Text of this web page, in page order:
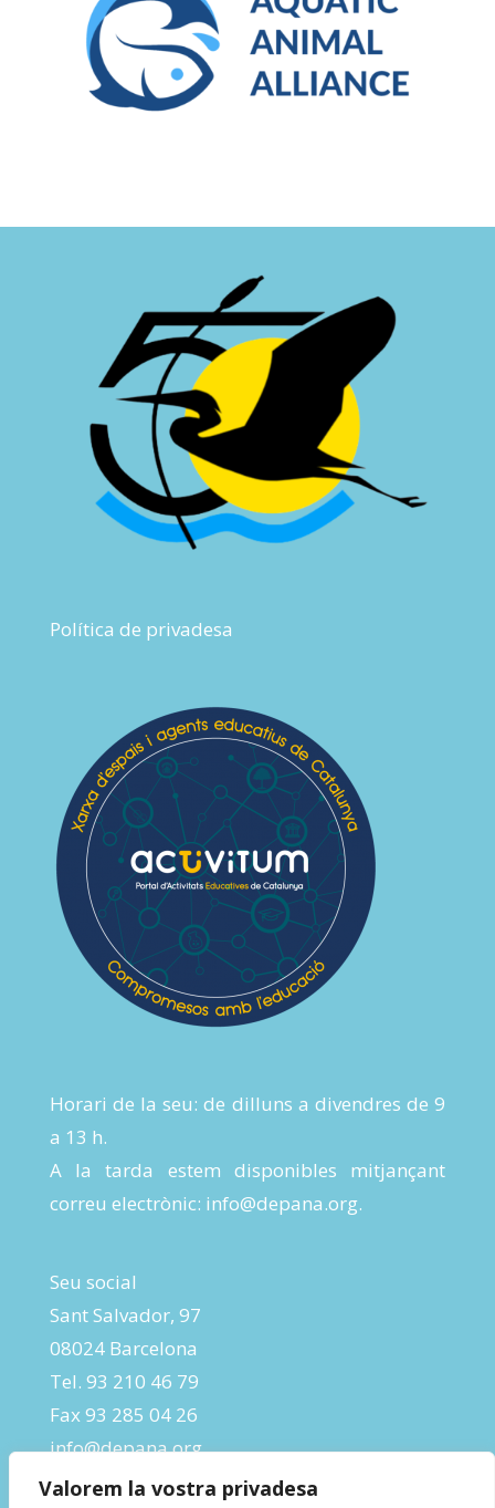
Valorem la vostra privadesa
Política de privadesa
Horari de la seu: de dilluns a divendres de 9
a 13 h.
A la tarda estem disponibles mitjançant
correu electrònic: info@depana.org.
Seu social
Sant Salvador, 97
08024 Barcelona
Tel. 93 210 46 79
Fax 93 285 04 26
info@depana.org